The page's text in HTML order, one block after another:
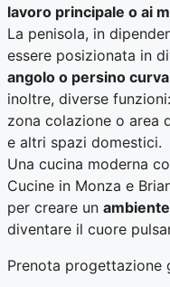
lavoro principale o ai
La penisola, in
essere posizionata in
angolo o persino
inoltre, diverse
zona colazione o area
e altri spazi domestici.
Una cucina moderna
Cucine in Monza e
per creare un
diventare il cuore
Prenota progettazione